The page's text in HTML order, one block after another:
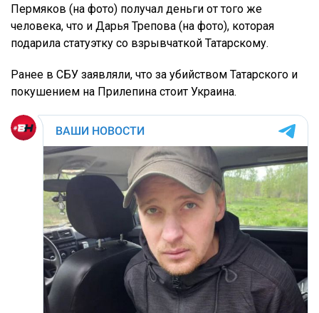
Пермяков (на фото) получал деньги от того же
человека, что и Дарья Трепова (на фото), которая
подарила статуэтку со взрывчаткой Татарскому.
Ранее в СБУ заявляли, что за убийством Татарского и
покушением на Прилепина стоит Украина.